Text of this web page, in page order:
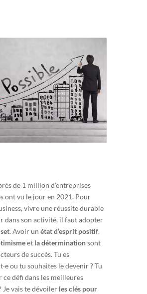
de 1 million d’entreprises
ont vu le jour en 2021. Pour
vivre une réussite durable
dans son activité, il faut adopter
. Avoir un état d’esprit positif,
et la déterminationsont
de succès. Tu es
ou tu souhaites le devenir ? Tu
ce défi dans les meilleures
Je vais te dévoiler les clés pour